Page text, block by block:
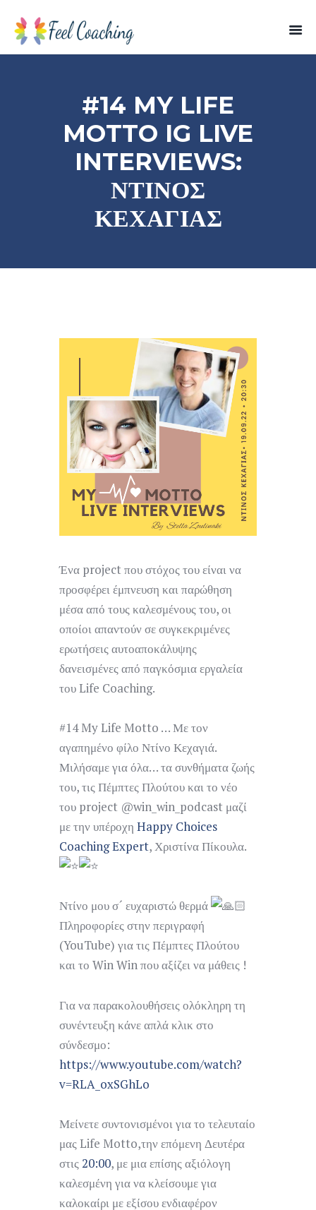
#14 MY LIFE
MOTTO IG LIVE
INTERVIEWS:
ΝΤΙΝΟΣ
ΚΕΧΑΓΙΑΣ
Ένα project που στόχος του είναι να
προσφέρει έμπνευση και παρώθηση
μέσα από τους καλεσμένους του, οι
οποίοι απαντούν σε συγκεκριμένες
ερωτήσεις αυτοαποκάλυψης
δανεισμένες από παγκόσμια εργαλεία
του Life Coaching.
#14 My Life Motto … Με τον
αγαπημένο φίλο Ντίνο Κεχαγιά.
Μιλήσαμε για όλα… τα συνθήματα ζωής
του, τις Πέμπτες Πλούτου και το νέο
του project @win_win_podcast μαζί
με την υπέροχη Happy Choices
Coaching Expert, Χριστίνα Πίκουλα.
Ντίνο μου σ´ ευχαριστώ θερμά
Πληροφορίες στην περιγραφή
(YouTube) για τις Πέμπτες Πλούτου
και το Win Win που αξίζει να μάθεις !
Για να παρακολουθήσεις ολόκληρη τη
συνέντευξη κάνε απλά κλικ στο
σύνδεσμο:
https://www.youtube.com/watch?
v=RLA_oxSGhLo
Μείνετε συντονισμένοι για το τελευταίο
μας Life Motto,την επόμενη Δευτέρα
στις20:00, με μια επίσης αξιόλογη
καλεσμένη για να κλείσουμε για
καλοκαίρι με εξίσου ενδιαφέρον